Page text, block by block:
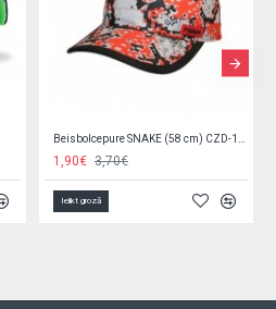
1,90€ 3,70€
Ielikt grozā